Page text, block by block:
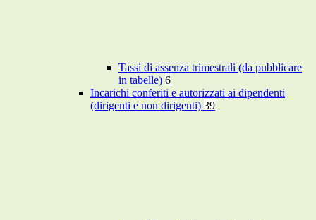
Tassi di assenza trimestrali (da pubblicare
in tabelle) 6
Incarichi conferiti e autorizzati ai dipendenti
(dirigenti e non dirigenti) 39